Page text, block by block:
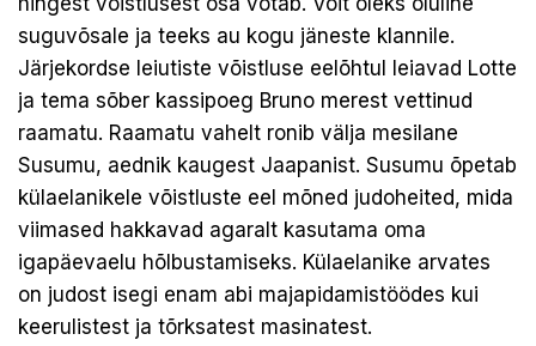
suguvõsale ja teeks au kogu jäneste klannile.
Järjekordse leiutiste võistluse eelõhtul leiavad Lotte
ja tema sõber kassipoeg Bruno merest vettinud
raamatu. Raamatu vahelt ronib välja mesilane
Susumu, aednik kaugest Jaapanist. Susumu õpetab
külaelanikele võistluste eel mõned judoheited, mida
viimased hakkavad agaralt kasutama oma
igapäevaelu hõlbustamiseks. Külaelanike arvates
on judost isegi enam abi majapidamistöödes kui
keerulistest ja tõrksatest masinatest.